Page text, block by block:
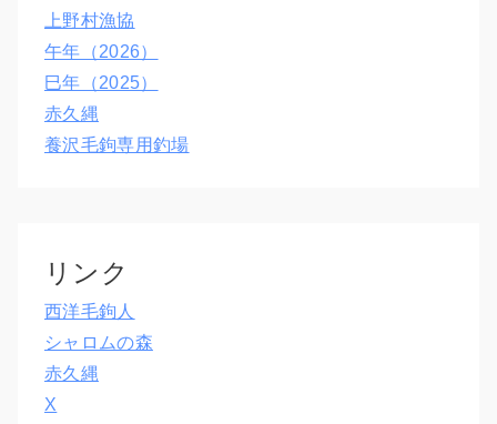
上野村漁協
午年（2026）
巳年（2025）
赤久縄
養沢毛鉤専用釣場
リンク
西洋毛鉤人
シャロムの森
赤久縄
X